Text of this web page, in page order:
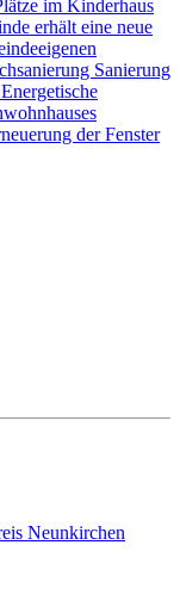
im Kinderhaus
erhält eine neue
Sanierung
Energetische
der Fenster
Neunkirchen